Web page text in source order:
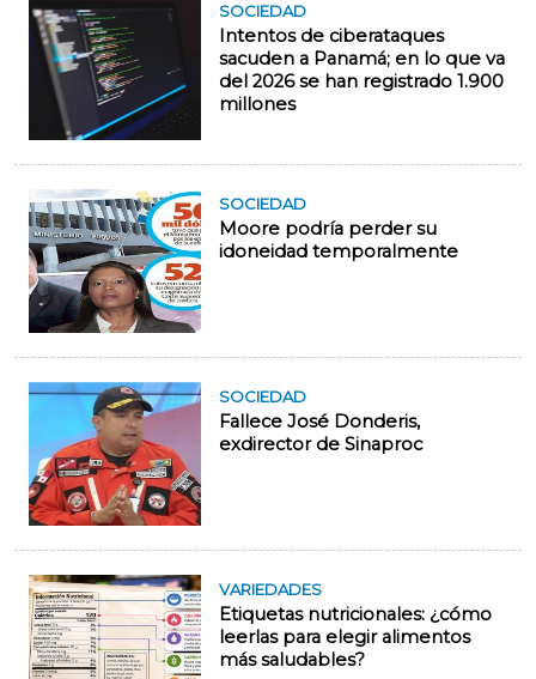
SOCIEDAD
Intentos de ciberataques
sacuden a Panamá; en lo que va
del 2026 se han registrado 1.900
millones
SOCIEDAD
Moore podría perder su
idoneidad temporalmente
SOCIEDAD
Fallece José Donderis,
exdirector de Sinaproc
VARIEDADES
Etiquetas nutricionales: ¿cómo
leerlas para elegir alimentos
más saludables?